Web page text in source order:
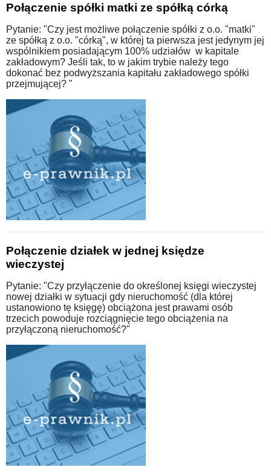
Połączenie spółki matki ze spółką córką
Pytanie: "Czy jest możliwe połączenie spółki z o.o. "matki"
ze spółką z o.o. "córką", w której ta pierwsza jest jedynym jej
wspólnikiem posiadającym 100% udziałów w kapitale
zakładowym? Jeśli tak, to w jakim trybie należy tego
dokonać bez podwyższania kapitału zakładowego spółki
przejmującej? "
Połączenie działek w jednej księdze
wieczystej
Pytanie: "Czy przyłączenie do określonej księgi wieczystej
nowej działki w sytuacji gdy nieruchomość (dla której
ustanowiono tę księgę) obciążona jest prawami osób
trzecich powoduje rozciągnięcie tego obciążenia na
przyłączoną nieruchomość?"